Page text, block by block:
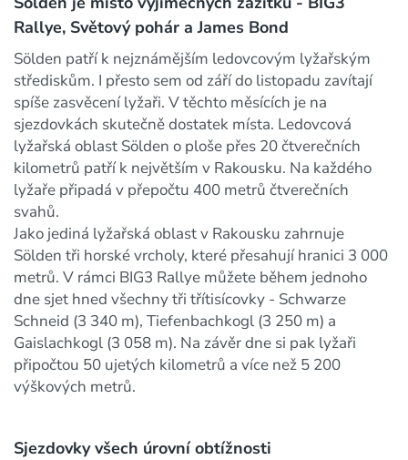
Rallye, Světový pohár a James Bond
Sölden patří k nejznámějším ledovcovým lyžařským
střediskům. I přesto sem od září do listopadu zavítají
spíše zasvěcení lyžaři. V těchto měsících je na
sjezdovkách skutečně dostatek místa. Ledovcová
lyžařská oblast Sölden o ploše přes 20 čtverečních
kilometrů patří k největším v Rakousku. Na každého
lyžaře připadá v přepočtu 400 metrů čtverečních
svahů.
Jako jediná lyžařská oblast v Rakousku zahrnuje
Sölden tři horské vrcholy, které přesahují hranici 3 000
metrů. V rámci BIG3 Rallye můžete během jednoho
dne sjet hned všechny tři třítisícovky - Schwarze
Schneid (3 340 m), Tiefenbachkogl (3 250 m) a
Gaislachkogl (3 058 m). Na závěr dne si pak lyžaři
připočtou 50 ujetých kilometrů a více než 5 200
výškových metrů.
Sjezdovky všech úrovní obtížnosti